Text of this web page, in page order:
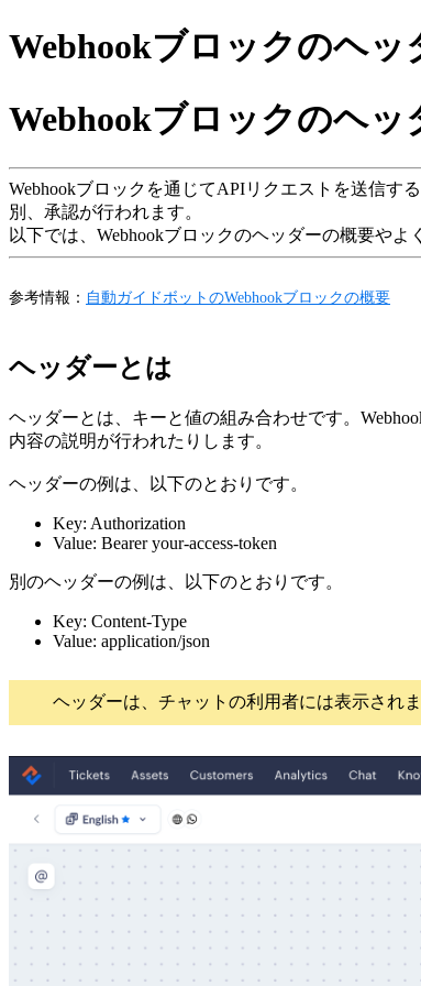
Webhookブロックのヘッ
Webhookブロックのヘッ
Webhookブロックを通じてAPIリクエストを送信
別、承認が行われます。
以下では、Webhookブロックのヘッダーの概要やよ
参考情報： 自動ガイドボットのWebhookブロックの概要
ヘッダーとは
ヘッダーとは、キーと値の組み合わせです。
内容の説明が行われたりします。
ヘッダーの例は、以下のとおりです。
Key: Authorization
Value: Bearer your-access-token
別のヘッダーの例は、以下のとおりです。
Key: Content-Type
Value: application/json
ヘッダーは、チャットの利用者には表示され